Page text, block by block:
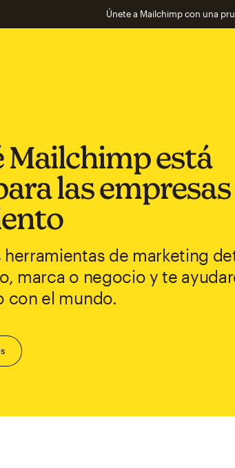
Únete a Mailchimp con una
Mailchimp está
las
herramientas de marketing
marca o negocio y te
con el mundo.